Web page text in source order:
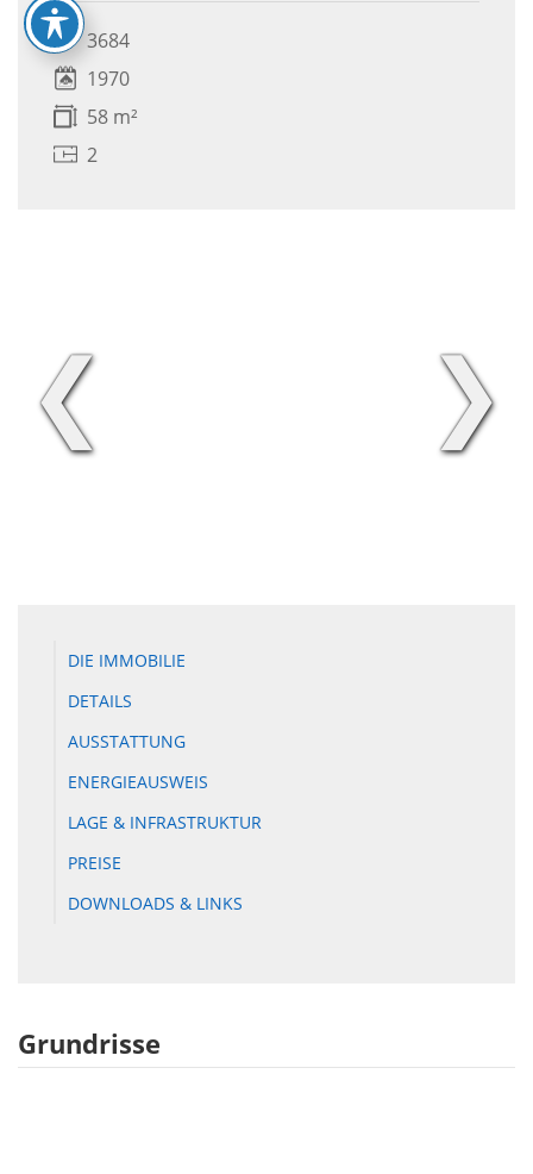
3684
1970
58 m²
2
❮ ❯
DIE IMMOBILIE
DETAILS
AUSSTATTUNG
ENERGIEAUSWEIS
LAGE & INFRASTRUKTUR
PREISE
DOWNLOADS & LINKS
Grundrisse